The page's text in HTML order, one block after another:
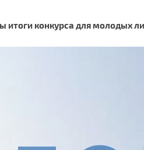
итоги конкурса для молодых